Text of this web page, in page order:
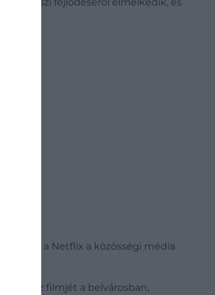
és a Netflix a közösségi média
Lopez filmjét a belvárosban,